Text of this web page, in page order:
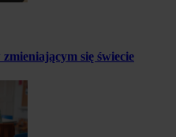
zmieniającym się świecie